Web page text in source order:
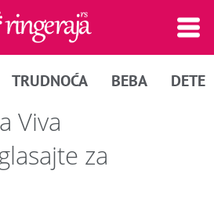
TRUDNOĆA BEBA DETE
Viva
za